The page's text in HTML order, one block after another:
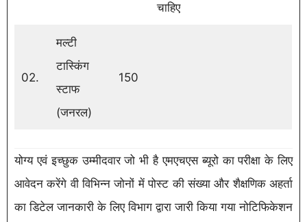
चाहिए
02.
मल्टी
टास्किंग
स्टाफ
(जनरल)
150
योग्य एवं इच्छुक उम्मीदवार जो भी है एमएचएस ब्यूरो का परीक्षा के लिए
आवेदन करेंगे वी विभिन्न जोनों में पोस्ट की संख्या और शैक्षणिक अहर्ता
का डिटेल जानकारी के लिए विभाग द्वारा जारी किया गया नोटिफिकेशन